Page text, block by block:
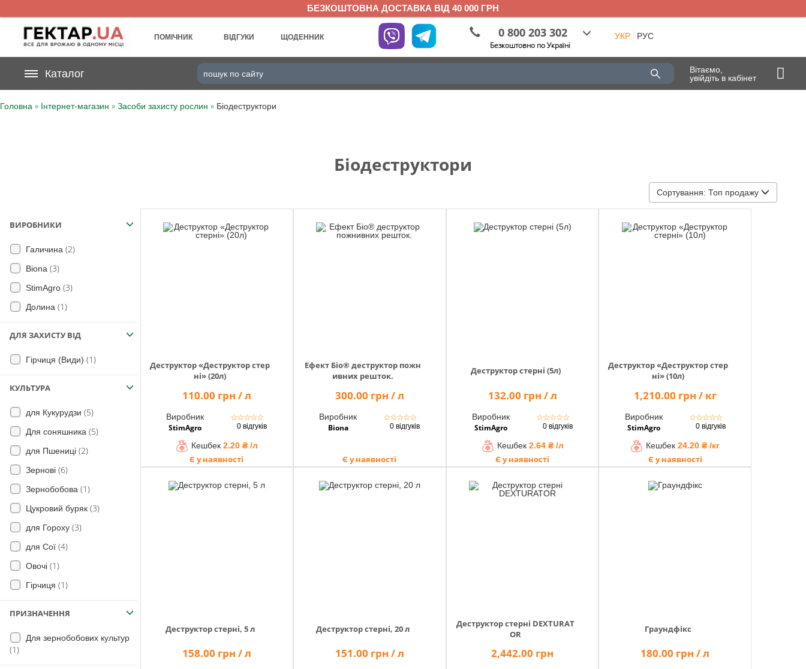
БЕЗКОШТОВНА ДОСТАВКА ВІД 40 000 ГРН
ПОМІЧНИК ВІДГУКИ ЩОДЕННИК 0 800 203 302
Безкоштовно по Україні
УКР РУС
UA
На вашому
бонусному рахунку
Помічник
0 800 203
302
Безкоштовно
по Україні
+38 (096) 733
+38 (066) 733
+38 (093) 733
733 0
info@hectare.ua
Каталог
Вітаємо,
увійдіть в кабінет
Головна » Інтернет-магазин » Засоби захисту рослин » Біодеструктори
Біодеструктори
ВИРОБНИКИ
Галичина (2)
Biona (3)
StimAgro (3)
Долина (1)
ДЛЯ ЗАХИСТУ ВІД
Гірчиця (Види) (1)
КУЛЬТУРА
для Кукурудзи (5)
Для соняшника (5)
для Пшениці (2)
Зернові (6)
Зернобобова (1)
Цукровий буряк (3)
для Гороху (3)
для Сої (4)
Овочі (1)
Гірчиця (1)
ПРИЗНАЧЕННЯ
Для зернобобових культур
(1)
Сортування: Топ продажу
Деструктор «Деструктор стер
ні» (20л)
110.00 грн / л
Виробник
StimAgro
☆☆☆☆☆
0 відгуків
Кешбек 2.20 ₴ /л
Є у наявності
Ефект Біо® деструктор пожн
ивних решток.
300.00 грн / л
Виробник
Biona
☆☆☆☆☆
0 відгуків
Є у наявності
Деструктор стерні (5л)
132.00 грн / л
Виробник
StimAgro
☆☆☆☆☆
0 відгуків
Кешбек 2.64 ₴ /л
Є у наявності
Деструктор «Деструктор стер
ні» (10л)
1,210.00 грн / кг
Виробник
StimAgro
☆☆☆☆☆
0 відгуків
Кешбек24.20 ₴ /кг
Є у наявності
Деструктор стерні, 5 л
158.00 грн / л
Деструктор стерні, 20 л
151.00 грн / л
Деструктор стерні DEXTURAT
OR
2,442.00 грн
Граундфікс
180.00 грн / л